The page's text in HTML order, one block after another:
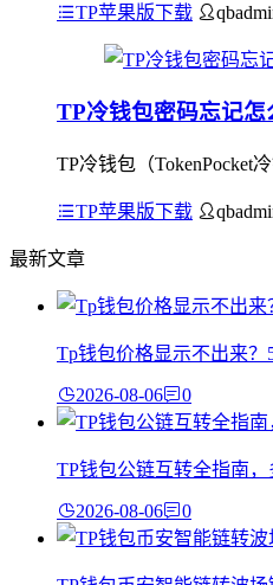
TP苹果版下载
TP冷钱包密码忘记
TP冷钱包（TokenPocket
TP苹果版下载
最新文章
Tp钱包价格显示不出来
2026-08-06 0
TP钱包公链互转全指南
2026-08-06 0